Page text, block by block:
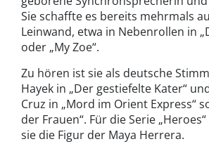
Sie schaffte es bereits mehrmals
Leinwand, etwa in Nebenrollen in
oder „My Zoe“.
Zu hören ist sie als deutsche
Hayek in „Der gestiefelte Kater“
Cruz in „Mord im Orient Express“
der Frauen“. Für die Serie
sie die Figur der Maya Herrera.